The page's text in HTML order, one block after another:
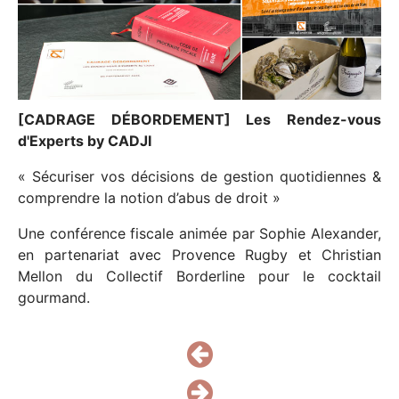
NOS PARTENAIRES
NOUS REJOINDRE
CONTACT
[CADRAGE DÉBORDEMENT] Les Rendez-vous
d'Experts by CADJI
« Sécuriser vos décisions de gestion quotidiennes &
comprendre la notion d’abus de droit »
Une conférence fiscale animée par Sophie Alexander,
en partenariat avec Provence Rugby et Christian
Mellon du Collectif Borderline pour le cocktail
gourmand.